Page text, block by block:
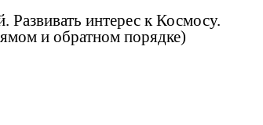
интерес к Космосу.
и обратном порядке)